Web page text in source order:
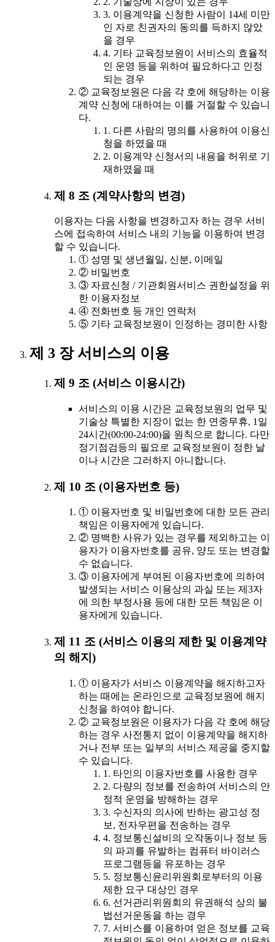
3. 이용계약을 신청한 사람이 14세 미만
인 자로 친권자의 동의를 득하지 않았
을 경우
4. 기타 교육정보원이 서비스의 효율적
인 운영 등을 위하여 필요하다고 인정
되는 경우
② 교육정보원은 다음 각 호에 해당하는 이용
계약 신청에 대하여는 이를 거절할 수 있습니
다.
1. 다른 사람의 명의를 사용하여 이용신
청을 하였을 때
2. 이용계약 신청서의 내용을 허위로 기
재하였을 때
제 8 조 (계약사항의 변경)
이용자는 다음 사항을 변경하고자 하는 경우 서비
스에 접속하여 서비스 내의 기능을 이용하여 변경
할 수 있습니다.
① 성명 및 생년월일, 신분, 이메일
② 비밀번호
③ 자료신청 / 기관회원서비스 권한설정을 위
한 이용자정보
④ 전화번호 등 개인 연락처
⑤ 기타 교육정보원이 인정하는 경미한 사항
제 3 장 서비스의 이용
제 9 조 (서비스 이용시간)
서비스의 이용 시간은 교육정보원의 업무 및
기술상 특별한 지장이 없는 한 연중무휴, 1일
24시간(00:00-24:00)을 원칙으로 합니다. 다만
정기점검등의 필요로 교육정보원이 정한 날
이나 시간은 그러하지 아니합니다.
제 10 조 (이용자번호 등)
① 이용자번호 및 비밀번호에 대한 모든 관리
책임은 이용자에게 있습니다.
② 명백한 사유가 있는 경우를 제외하고는 이
용자가 이용자번호를 공유, 양도 또는 변경할
수 없습니다.
③ 이용자에게 부여된 이용자번호에 의하여
발생되는 서비스 이용상의 과실 또는 제3자
에 의한 부정사용 등에 대한 모든 책임은 이
용자에게 있습니다.
제 11 조 (서비스 이용의 제한 및 이용계약
의 해지)
① 이용자가 서비스 이용계약을 해지하고자
하는 때에는 온라인으로 교육정보원에 해지
신청을 하여야 합니다.
② 교육정보원은 이용자가 다음 각 호에 해당
하는 경우 사전통지 없이 이용계약을 해지하
거나 전부 또는 일부의 서비스 제공을 중지할
수 있습니다.
1. 타인의 이용자번호를 사용한 경우
2. 다량의 정보를 전송하여 서비스의 안
정적 운영을 방해하는 경우
3. 수신자의 의사에 반하는 광고성 정
보, 전자우편을 전송하는 경우
4. 정보통신설비의 오작동이나 정보 등
의 파괴를 유발하는 컴퓨터 바이러스
프로그램등을 유포하는 경우
5. 정보통신윤리위원회로부터의 이용
제한 요구 대상인 경우
6. 선거관리위원회의 유권해석 상의 불
법선거운동을 하는 경우
7. 서비스를 이용하여 얻은 정보를 교육